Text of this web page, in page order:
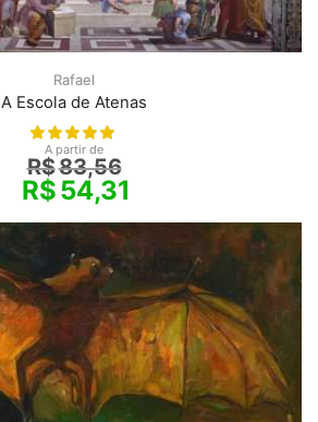
Rafael
A Escola de Atenas
A partir de
R$83,56
R$54,31